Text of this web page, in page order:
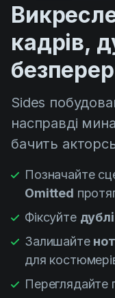
кадрів,
Sides
насправді
бачить
Позначайте
Omitted
Фіксуйте
Залишайте
для
Переглядайте